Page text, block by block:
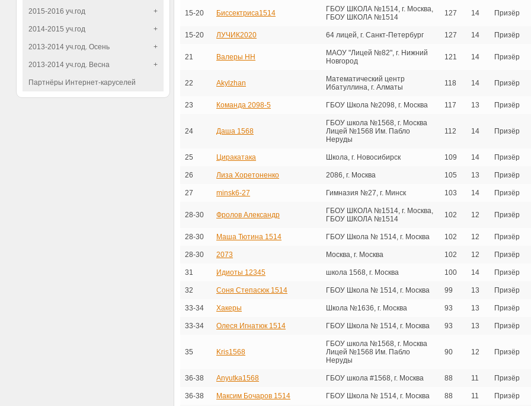
+
2015-2016 уч.год
+
2014-2015 уч.год
+
2013-2014 уч.год. Осень
+
2013-2014 уч.год. Весна
Партнёры Интернет-каруселей
15-20 Биссектриса1514
ГБОУ ШКОЛА №1514, г. Москва,
ГБОУ ШКОЛА №1514
127 14 Призёр
15-20 ЛУЧИК2020 64 лицей, г. Санкт-Петербург 127 14 Призёр
21 Валеры НН
МАОУ "Лицей №82", г. Нижний
Новгород
121 14 Призёр
22 Akylzhan
Математический центр
Ибатуллина, г. Алматы
118 14 Призёр
23 Команда 2098-5 ГБОУ Школа №2098, г. Москва 117 13 Призёр
24 Даша 1568
ГБОУ школа №1568, г. Москва
Лицей №1568 Им. Пабло
Неруды
112 14 Призёр
25 Циракатака Школа, г. Новосибирск 109 14 Призёр
26 Лиза Хоретоненко 2086, г. Москва 105 13 Призёр
27 minsk6-27 Гимназия №27, г. Минск 103 14 Призёр
28-30 Фролов Александр
ГБОУ ШКОЛА №1514, г. Москва,
ГБОУ ШКОЛА №1514
102 12 Призёр
28-30 Маша Тютина 1514 ГБОУ Школа № 1514, г. Москва 102 12 Призёр
28-30 2073 Москва, г. Москва 102 12 Призёр
31 Идиоты 12345 школа 1568, г. Москва 100 14 Призёр
32 Соня Степасюк 1514 ГБОУ Школа № 1514, г. Москва 99 13 Призёр
33-34 Хакеры Школа №1636, г. Москва 93 13 Призёр
33-34 Олеся Игнатюк 1514 ГБОУ Школа № 1514, г. Москва 93 13 Призёр
35 Kris1568
ГБОУ школа №1568, г. Москва
Лицей №1568 Им. Пабло
Неруды
90 12 Призёр
36-38 Anyutka1568 ГБОУ школа #1568, г. Москва 88 11 Призёр
36-38 Максим Бочаров 1514 ГБОУ Школа № 1514, г. Москва 88 11 Призёр